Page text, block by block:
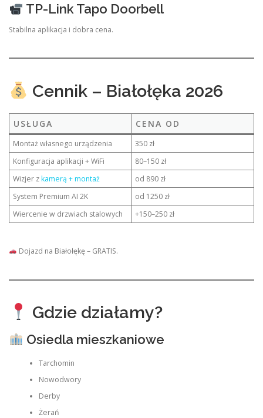
TP-Link Tapo Doorbell
Stabilna aplikacja i dobra cena.
Cennik – Białołęka 2026
USŁUGA CENA OD
Montaż własnego urządzenia
350 zł
Konfiguracja aplikacji + WiFi
80–150 zł
Wizjer zkamerą + montaż
od 890 zł
System Premium AI 2K
od 1250 zł
Wiercenie w drzwiach stalowych
+150–250 zł
Dojazd na Białołękę – GRATIS.
Gdzie działamy?
Osiedla mieszkaniowe
Tarchomin
Nowodwory
Derby
Żerań